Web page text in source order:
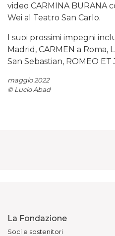
video CARMINA BURANA
Wei al Teatro San Carlo.
I suoi prossimi impegni
Madrid, CARMEN a Roma,
San Sebastian, ROMEO ET
maggio 2022
© Lucio Abad
La Fondazione
Soci e sostenitori